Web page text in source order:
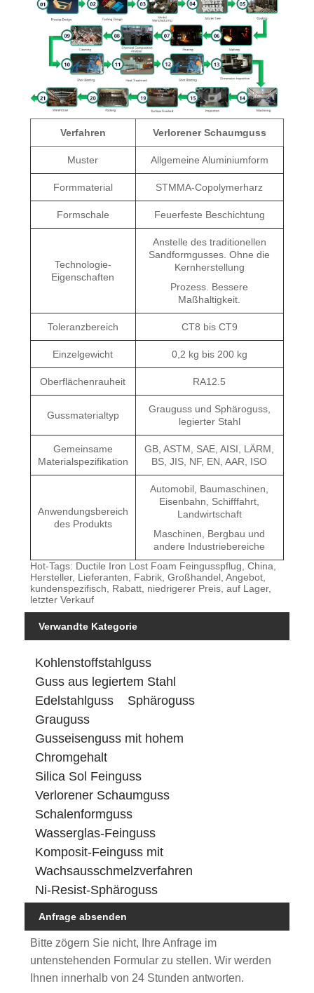
Verfahren Verlorener Schaumguss
Muster Allgemeine Aluminiumform
Formmaterial STMMA-Copolymerharz
Formschale Feuerfeste Beschichtung
Technologie-
Eigenschaften
Anstelle des traditionellen
Sandformgusses. Ohne die
Kernherstellung
Prozess. Bessere
Maßhaltigkeit.
Toleranzbereich CT8 bis CT9
Einzelgewicht 0,2 kg bis 200 kg
Oberflächenrauheit RA12.5
Gussmaterialtyp
Grauguss und Sphäroguss,
legierter Stahl
Gemeinsame
Materialspezifikation
GB, ASTM, SAE, AISI, LÄRM,
BS, JIS, NF, EN, AAR, ISO
Anwendungsbereich
des Produkts
Automobil, Baumaschinen,
Eisenbahn, Schifffahrt,
Landwirtschaft
Maschinen, Bergbau und
andere Industriebereiche
Hot-Tags: Ductile Iron Lost Foam Feingusspflug, China,
Hersteller, Lieferanten, Fabrik, Großhandel, Angebot,
kundenspezifisch, Rabatt, niedrigerer Preis, auf Lager,
letzter Verkauf
Verwandte Kategorie
Kohlenstoffstahlguss
Guss aus legiertem Stahl
Edelstahlguss
Sphäroguss
Grauguss
Gusseisenguss mit hohem
Chromgehalt
Silica Sol Feinguss
Verlorener Schaumguss
Schalenformguss
Wasserglas-Feinguss
Komposit-Feinguss mit
Wachsausschmelzverfahren
Ni-Resist-Sphäroguss
Anfrage absenden
Bitte zögern Sie nicht, Ihre Anfrage im
untenstehenden Formular zu stellen. Wir werden
Ihnen innerhalb von 24 Stunden antworten.